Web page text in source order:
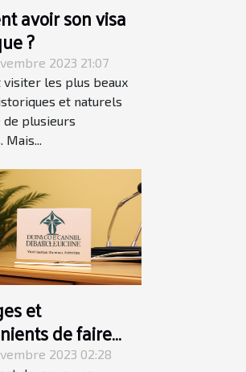
avoir son visa
?
2023 21:07
visiter les plus beaux
et naturels
plusieurs
et
de faire
esthétique
2023 02:28